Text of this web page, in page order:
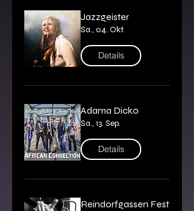
Jazzgeister
Sa., 04. Okt.
Details
Adama Dicko
Sa., 13. Sep.
Details
Reindorfgassen Fest